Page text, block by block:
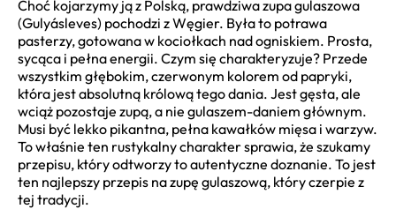
Choć kojarzymy ją z Polską, prawdziwa zupa gulaszowa
(Gulyásleves) pochodzi z Węgier. Była to potrawa
pasterzy, gotowana w kociołkach nad ogniskiem. Prosta,
sycąca i pełna energii. Czym się charakteryzuje? Przede
wszystkim głębokim, czerwonym kolorem od papryki,
która jest absolutną królową tego dania. Jest gęsta, ale
wciąż pozostaje zupą, a nie gulaszem-daniem głównym.
Musi być lekko pikantna, pełna kawałków mięsa i warzyw.
To właśnie ten rustykalny charakter sprawia, że szukamy
przepisu, który odtworzy to autentyczne doznanie. To jest
ten najlepszy przepis na zupę gulaszową, który czerpie z
tej tradycji.